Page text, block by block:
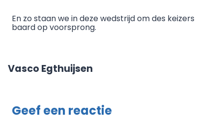
En zo staan we in deze wedstrijd om des keizers
baard op voorsprong.
Vasco Egthuijsen
Geef een reactie